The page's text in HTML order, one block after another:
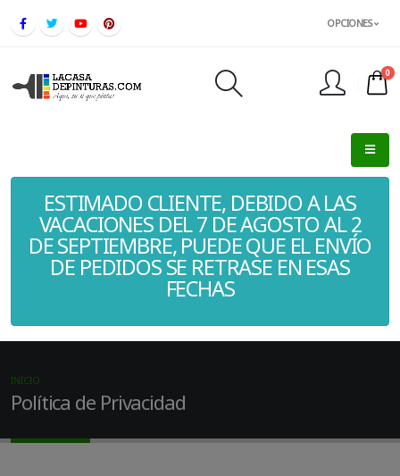
OPCIONES
0
ESTIMADO CLIENTE, DEBIDO A LAS
VACACIONES DEL 7 DE AGOSTO AL 2
DE SEPTIEMBRE, PUEDE QUE EL ENVÍO
DE PEDIDOS SE RETRASE EN ESAS
FECHAS
Política de Privacidad
INICIO